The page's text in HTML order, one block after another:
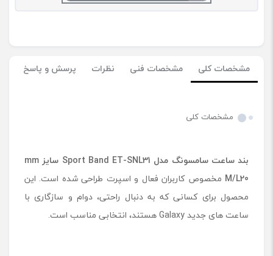
مشخصات کلی مشخصات فنی نظرات پرسش و پاسخ
مشخصات کلی
بند ساعت سامسونگ مدل Sport Band ET-SNL31 سایز mm
M/L20
مخصوص کاربران فعال و اسپرت طراحی شده است. این
محصول برای کسانی که به دنبال راحتی، دوام و سازگاری با
ساعت‌ های جدید Galaxy هستند، انتخابی مناسب است.